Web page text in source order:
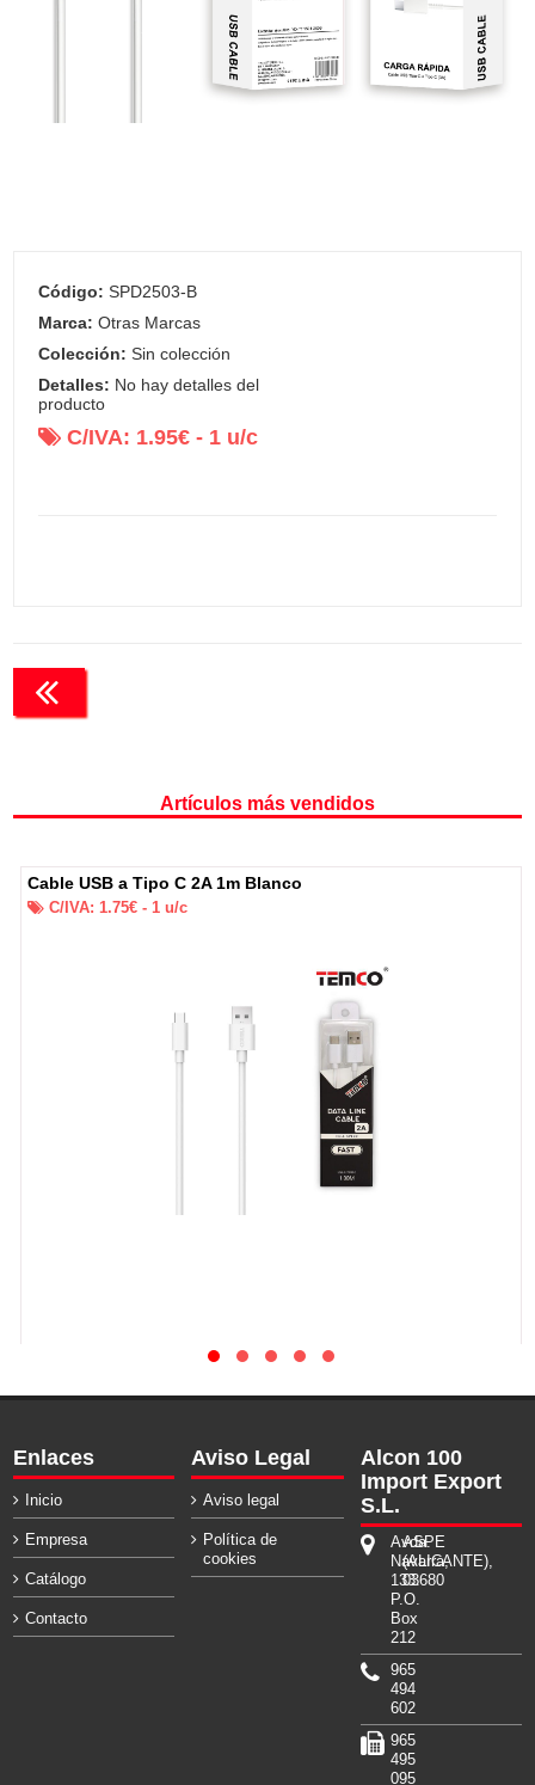
Código: SPD2503-B
Marca: Otras Marcas
Colección: Sin colección
Detalles: No hay detalles del
producto
C/IVA: 1.95€ - 1 u/c
Artículos más vendidos
Cable USB a Tipo C 2A 1m Blanco
C/IVA: 1.75€ - 1u/c
Enlaces
Inicio
Empresa
Catálogo
Contacto
Aviso Legal
Aviso legal
Política de
cookies
Alcon 100
Import Export
S.L.
Avda.
Navarra,
133.
P.O.
Box
212
ASPE
(ALICANTE),
03680
965
494
602
965
495
095